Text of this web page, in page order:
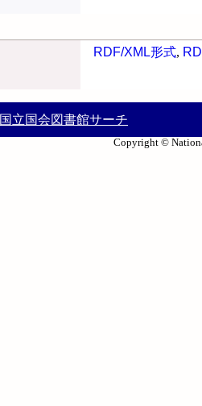
RDF/XML形式,
国立国会図書館サーチ
Copyright ©